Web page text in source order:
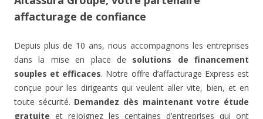
affacturage de confiance
Depuis plus de 10 ans, nous accompagnons les entreprises
dans la mise en place de solutions de financement
souples et efficaces. Notre offre d’affacturage Express est
conçue pour les dirigeants qui veulent aller vite, bien, et en
toute sécurité. Demandez dès maintenant votre étude
gratuite et rejoignez les centaines d’entreprises qui ont